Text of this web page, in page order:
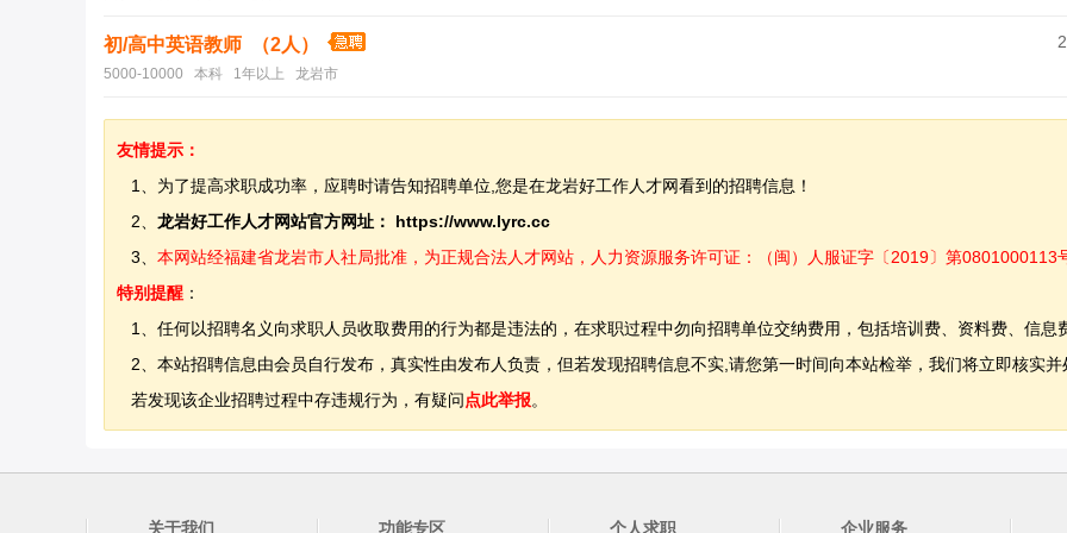
初/高中英语教师 （2人）
5000-10000 本科 1年以上 龙岩市
友情提示：
1、为了提高求职成功率，应聘时请告知招聘单位,您是在龙岩好工作人才网看到的招聘信息！
2、 龙岩好工作人才网站官方网址： https://www.lyrc.cc
3、 本网站经福建省龙岩市人社局批准，为正规合法人才网站，人力资源服务许可证：（闽）人服证字〔2019〕第0801000113
特别提醒 ：
1、任何以招聘名义向求职人员收取费用的行为都是违法的，在求职过程中勿向招聘单位交纳费用，包括培训费、资料费、信息
2、本站招聘信息由会员自行发布，真实性由发布人负责，但若发现招聘信息不实,请您第一时间向本站检举，我们将立即核实并
若发现该企业招聘过程中存违规行为，有疑问点此举报。
关于我们 功能专区 个人求职 企业服务